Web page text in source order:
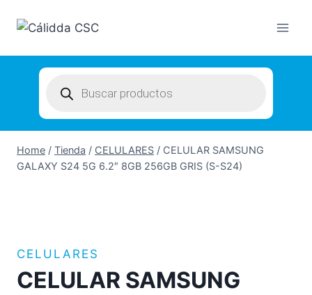
search
Home / Tienda / CELULARES / CELULAR SAMSUNG
GALAXY S24 5G 6.2″ 8GB 256GB GRIS (S-S24)
CELULARES
CELULAR SAMSUNG